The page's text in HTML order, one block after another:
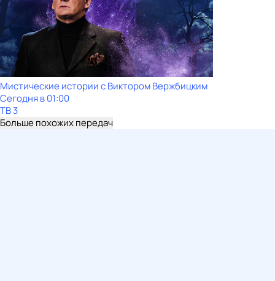
Мистические истории с Виктoром Bержбицким
Сегодня в 01:00
ТВ 3
Больше похожих передач